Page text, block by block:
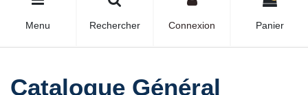
Menu Rechercher Connexion Panier
Catalogue Général